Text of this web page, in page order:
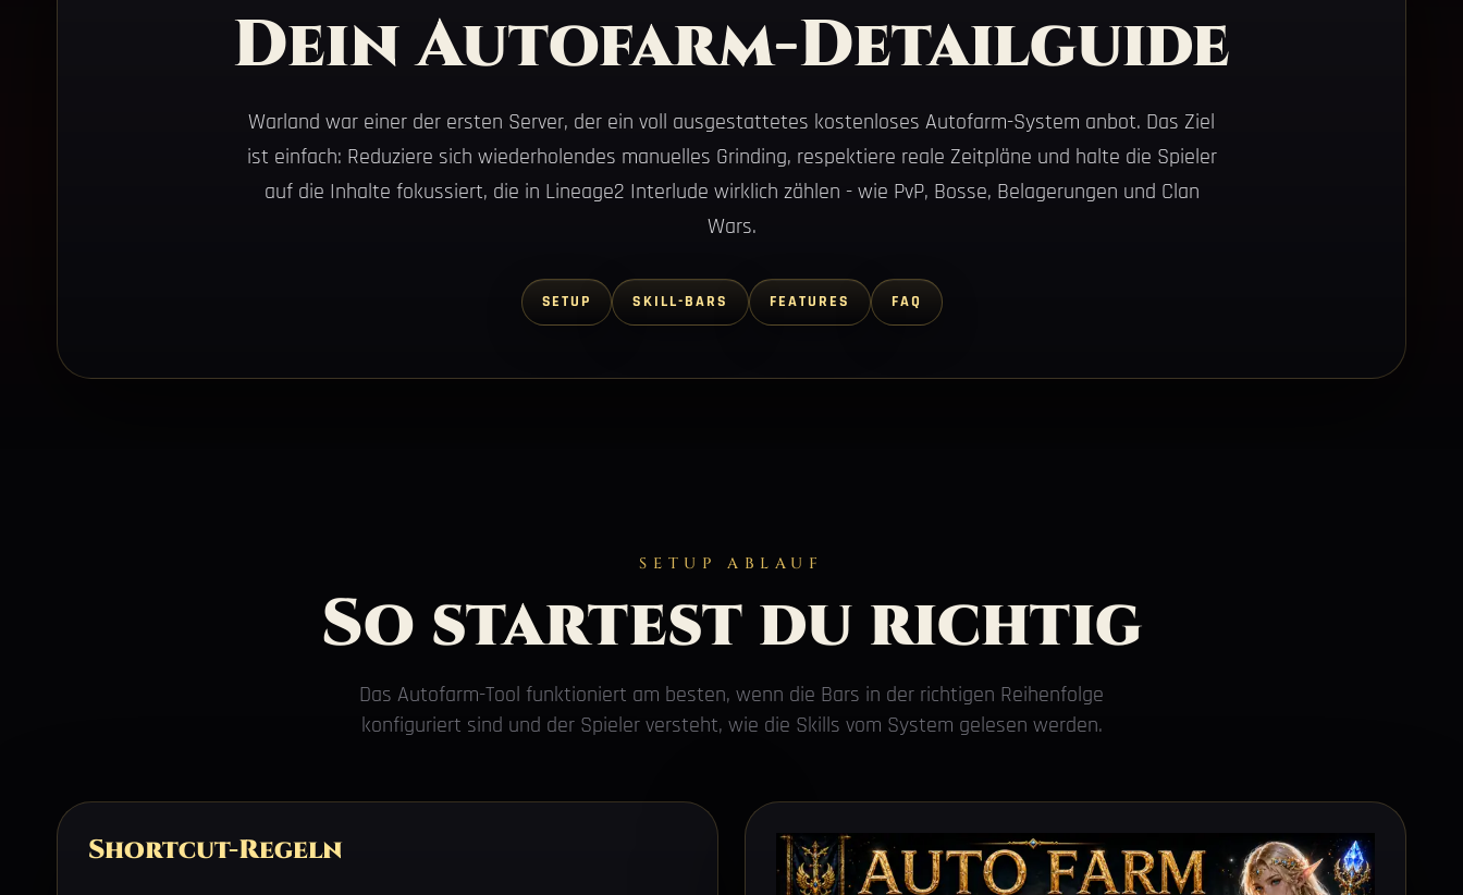
Dein Autofarm-Detailguide
Warland war einer der ersten Server, der ein voll ausgestattetes kostenloses Autofarm-System anbot. Das Ziel
ist einfach: Reduziere sich wiederholendes manuelles Grinding, respektiere reale Zeitpläne und halte die Spieler
auf die Inhalte fokussiert, die in Lineage2 Interlude wirklich zählen - wie PvP, Bosse, Belagerungen und Clan
Wars.
SETUP SKILL-BARS FEATURES FAQ
SETUP ABLAUF
So startest du richtig
Das Autofarm-Tool funktioniert am besten, wenn die Bars in der richtigen Reihenfolge
konfiguriert sind und der Spieler versteht, wie die Skills vom System gelesen werden.
Shortcut-Regeln